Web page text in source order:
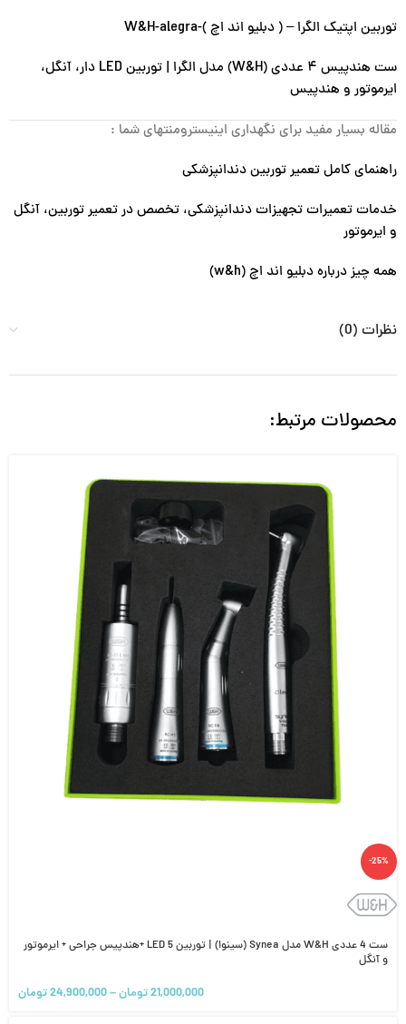
توربین اپتیک الگرا – ( دبلیو اند اچ )-W&H-alegra
ست هندپیس ۴ عددی (W&H) مدل الگرا | توربین LED دار، آنگل،
ایرموتور و هندپیس
مقاله بسیار مفید برای نگهداری اینیسترومنتهای شما :
راهنمای کامل تعمیر توربین دندانپزشکی
خدمات تعمیرات تجهیزات دندانپزشکی، تخصص در تعمیر توربین، آنگل
و ایرموتور
همه چیز درباره دبلیو اند اچ (w&h)
نظرات (0)
محصولات مرتبط:
-25%
ست 4 عددی W&H مدل Synea (سینوا) | توربین 5 LED +هندپیس جراحی + ایرموتور
و آنگل
21,000,000تومان–
24,900,000تومان